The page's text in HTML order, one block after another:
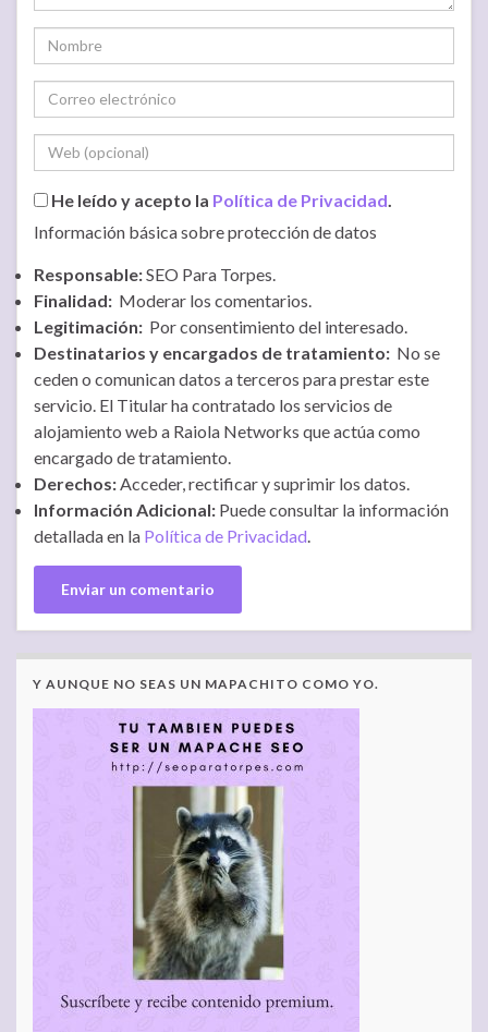
He leído y acepto la Política de Privacidad
Información básica sobre protección de datos
Responsable:SEO Para Torpes.
Finalidad: Moderar los comentarios.
Legitimación: Por consentimiento del interesado.
Destinatarios y encargados de tratamiento: No se
ceden o comunican datos a terceros para prestar este
servicio. El Titular ha contratado los servicios de
alojamiento web a Raiola Networks que actúa como
encargado de tratamiento.
Derechos: Acceder, rectificar y suprimir los datos.
Información Adicional: Puede consultar la información
detallada en la Política de Privacidad
Y AUNQUE NO SEAS UN MAPACHITO COMO YO.